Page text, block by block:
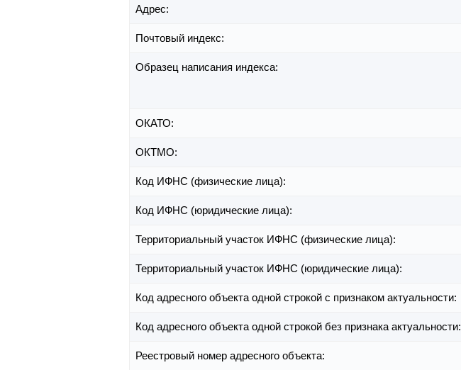
Адрес:
Почтовый индекс:
Образец написания индекса:
ОКАТО:
ОКТМО:
Код ИФНС (физические лица):
Код ИФНС (юридические лица):
Территориальный участок ИФНС (физические лица):
Территориальный участок ИФНС (юридические лица):
Код адресного объекта одной строкой с признаком актуальности:
Код адресного объекта одной строкой без признака актуальности:
Реестровый номер адресного объекта: